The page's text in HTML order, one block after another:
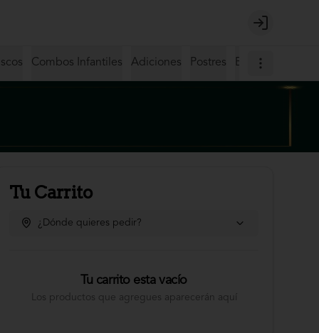
Login
Combos Infantiles Adiciones Postres Bebidas
Tu Carrito
¿Dónde quieres pedir?
Tu carrito esta vacío
Los productos que agregues aparecerán aquí